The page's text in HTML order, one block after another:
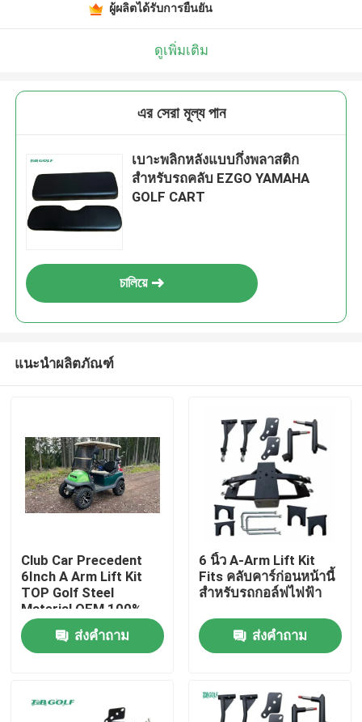
บ้าน
สินค้า
ผู้ผลิตได้รับการยืนยัน
ดูเพิ่มเติม
এর সেরা মূল্য পান
เบาะพลิกหลังแบบกึ่งพลาสติก
สำหรับรถคลับ EZGO YAMAHA
GOLF CART
চালিয়ে
แนะนำผลิตภัณฑ์
Club Car Precedent
6Inch A Arm Lift Kit
TOP Golf Steel
Material OEM 100%
Test
ส่งคำถาม
6 นิ้ว A-Arm Lift Kit
Fits คลับคาร์ก่อนหน้านี้
สําหรับรถกอล์ฟไฟฟ้า
ส่งคำถาม